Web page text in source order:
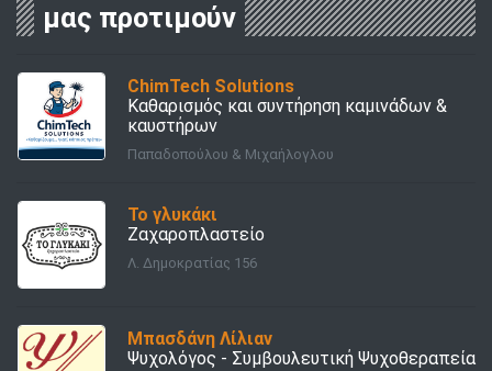
μας προτιμούν
ChimTech Solutions
Καθαρισμός και συντήρηση καμινάδων &
καυστήρων
Παπαδοπούλου & Μιχαήλογλου
Το γλυκάκι
Ζαχαροπλαστείο
Λ. Δημοκρατίας 156
Μπασδάνη Λίλιαν
Ψυχολόγος - Συμβουλευτική Ψυχοθεραπεία